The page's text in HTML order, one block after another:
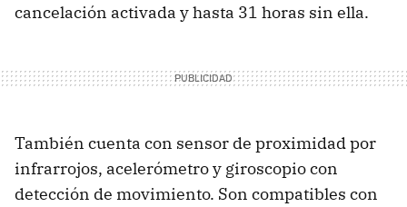
cancelación activada y hasta 31 horas sin ella.
También cuenta con sensor de proximidad por
infrarrojos, acelerómetro y giroscopio con
detección de movimiento. Son compatibles con